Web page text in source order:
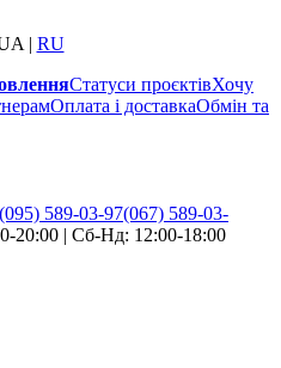
| RU
Статуси проєктівХочу
Оплата і доставкаОбмін та
(095) 589-03-97(067) 589-03-
20:00 | Сб-Нд: 12:00-18:00